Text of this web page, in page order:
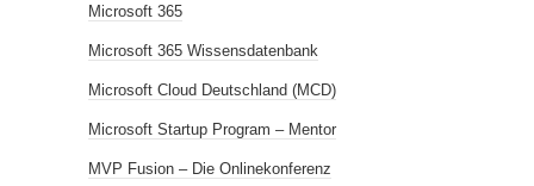
Microsoft 365
Microsoft 365 Wissensdatenbank
Microsoft Cloud Deutschland (MCD)
Microsoft Startup Program – Mentor
MVP Fusion – Die Onlinekonferenz